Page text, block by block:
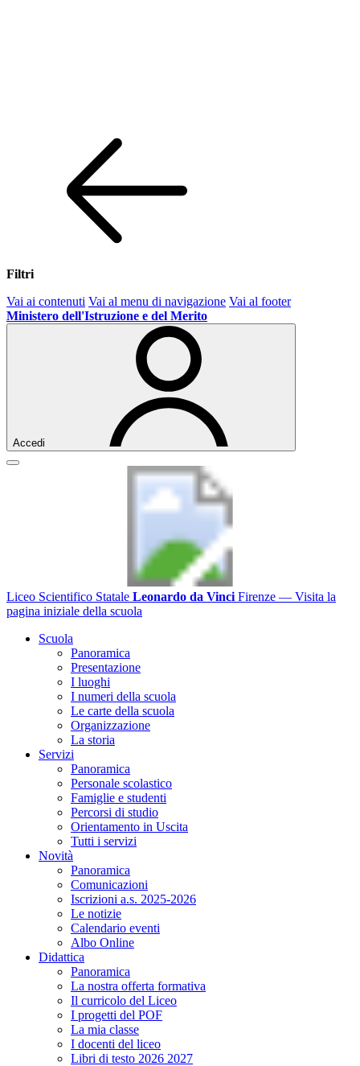
Filtri
Vai ai contenuti Vai al menu di navigazione Vai al footer
Ministero dell'Istruzione e del Merito
Accedi
Liceo Scientifico Statale Leonardo da Vinci Firenze — Visita la
pagina iniziale della scuola
Scuola
Panoramica
Presentazione
I luoghi
I numeri della scuola
Le carte della scuola
Organizzazione
La storia
Servizi
Panoramica
Personale scolastico
Famiglie e studenti
Percorsi di studio
Orientamento in Uscita
Tutti i servizi
Novità
Panoramica
Comunicazioni
Iscrizioni a.s. 2025-2026
Le notizie
Calendario eventi
Albo Online
Didattica
Panoramica
La nostra offerta formativa
Il curricolo del Liceo
I progetti del POF
La mia classe
I docenti del liceo
Libri di testo 2026 2027